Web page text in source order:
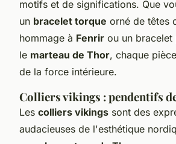
motifs et de significations. Que
un bracelet torque orné de têtes
hommage à Fenrir ou un
le marteau de Thor, chaque
de la force intérieure.
Colliers vikings : pendentifs
Les colliers vikings sont des
audacieuses de l'esthétique